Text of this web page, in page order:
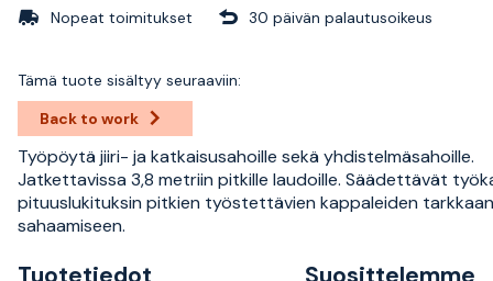
Nopeat toimitukset 30 päivän palautusoikeus
Tämä tuote sisältyy seuraaviin:
Back to work
Työpöytä jiiri- ja katkaisusahoille sekä yhdistelmäsahoille.
Jatkettavissa 3,8 metriin pitkille laudoille. Säädettävät
pituuslukituksin pitkien työstettävien kappaleiden tarkkaan
sahaamiseen.